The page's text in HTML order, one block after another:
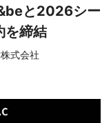
と2026シー
を締結
式会社